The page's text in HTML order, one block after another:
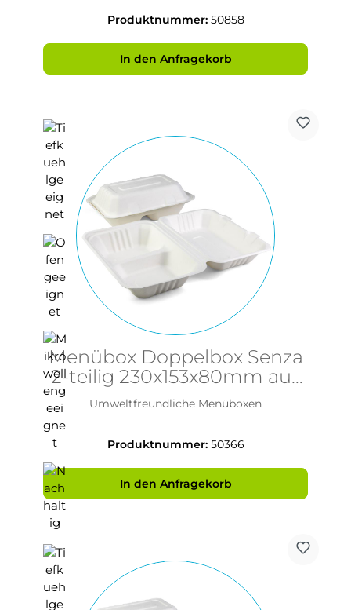
Produktnummer: 50858
In den Anfragekorb
Menübox Doppelbox Senza
2-teilig 230x153x80mm aus
Bagasse - PFAS-frei &
nachhaltig
Umweltfreundliche Menüboxen
Produktnummer: 50366
In den Anfragekorb